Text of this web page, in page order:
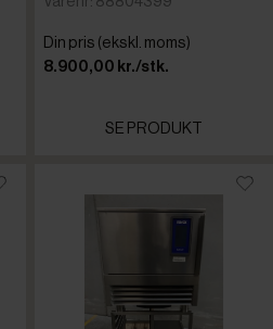
Din pris (ekskl. moms)
8.900,00 kr./stk.
SE PRODUKT